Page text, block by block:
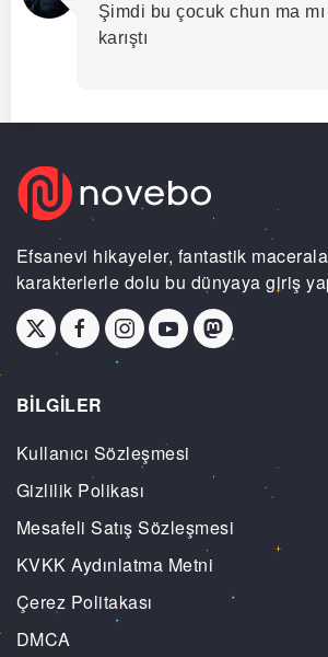
Şimdi bu çocuk chun ma
karıştı
Efsanevi hikayeler, fantastik
karakterlerle dolu bu dünyaya giriş
BİLGİLER
Kullanıcı Sözleşmesi
Gizlilik Polikası
Mesafeli Satış Sözleşmesi
KVKK Aydınlatma Metni
Çerez Politakası
DMCA